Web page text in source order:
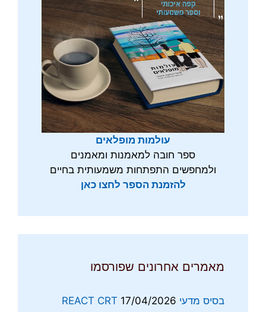
עולמות מופלאים
ספר חובה למאמנות ומאמנים
ולמחפשים התפתחות משמעותית בחיים
להזמנת הספר לחצו כאן
מאמרים אחרונים שפורסמו
בסיס מדעי REACT CRT 17/04/2026